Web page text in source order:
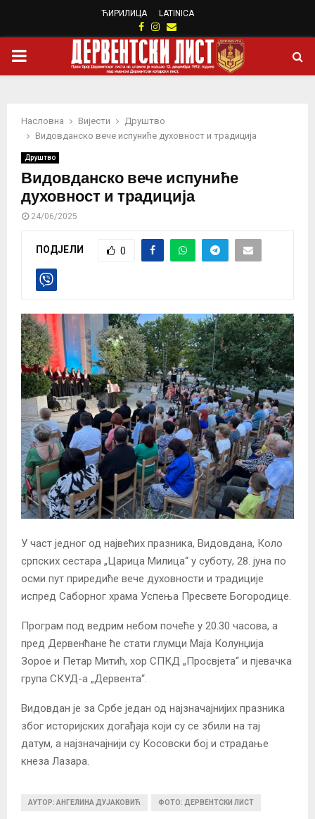
ЋИРИЛИЦА LATINICA
Facebook
Instagram
Email
PRIMARY
Насловна Вијести
Друштво
Видовданско вече испуниће духовност и традиција
Друштво
Видовданско вече испуниће
духовност и традиција
24/06/2025
ПОДЈЕЛИ 0
У част једног од највећих празника, Видовдана, Коло
српских сестара „Царица Милица“ у суботу, 28. јуна по
осми пут приредиће вече духовности и традиције
испред Саборног храма Успења Пресвете Богородице.
Програм под ведрим небом почеће у 20.30 часова, а
пред Дервенћане ће стати глумци Маја Колунџија
Зорое и Петар Митић, хор СПКД „Просвјета“ и пјевачка
група СКУД-а „Дервента“.
Видовдан је за Србе један од најзначајнијих празника
због историјских догађаја који су се збили на тај
датум, а најзначајнији су Косовски бој и страдање
кнеза Лазара.
АУТОР: АНГЕЛИНА ДУЈАКОВИЋ ФОТО: ДЕРВЕНТСКИ ЛИСТ